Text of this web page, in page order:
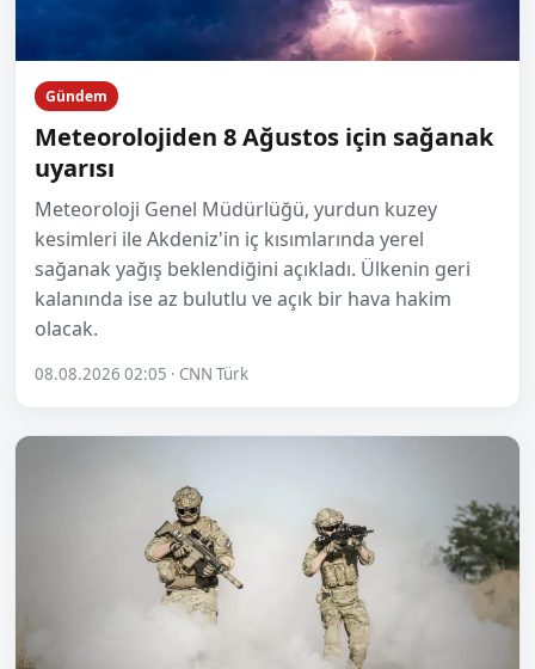
Gündem
Meteorolojiden 8 Ağustos için sağanak
uyarısı
Meteoroloji Genel Müdürlüğü, yurdun kuzey
kesimleri ile Akdeniz'in iç kısımlarında yerel
sağanak yağış beklendiğini açıkladı. Ülkenin geri
kalanında ise az bulutlu ve açık bir hava hakim
olacak.
08.08.2026 02:05 · CNN Türk